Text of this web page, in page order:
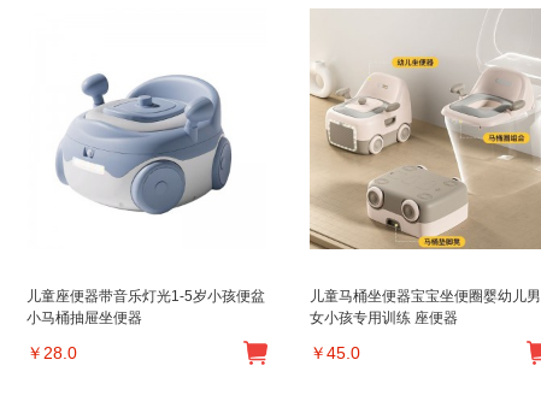
儿童座便器带音乐灯光1-5岁小孩便盆
小马桶抽屉坐便器
￥ 28.0
儿童马桶坐便器宝宝坐便圈婴幼儿男
女小孩专用训练 座便器
￥45.0